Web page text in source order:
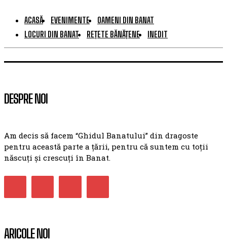
ACASĂ EVENIMENTE
OAMENI DIN BANAT
LOCURI DIN BANAT
REȚETE BĂNĂȚENE INEDIT
DESPRE NOI
Am decis să facem “Ghidul Banatului” din dragoste
pentru această parte a țării, pentru că suntem cu toții
născuți și crescuți în Banat.
ARICOLE NOI